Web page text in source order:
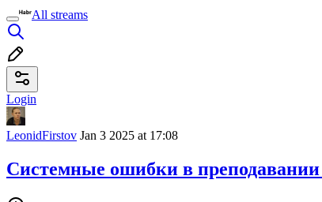
All streams
Login
LeonidFirstov Jan 3 2025 at 17:08
Системные ошибки в